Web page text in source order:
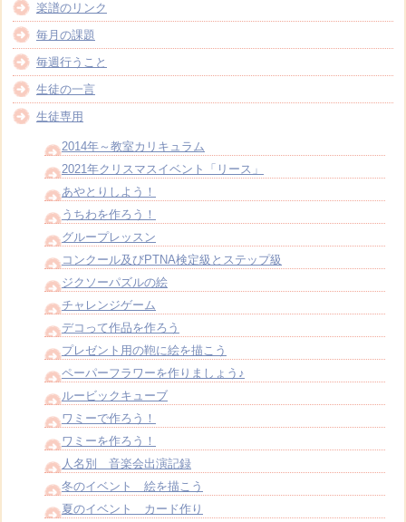
楽譜のリンク
毎月の課題
毎週行うこと
生徒の一言
生徒専用
2014年～教室カリキュラム
2021年クリスマスイベント「リース」
あやとりしよう！
うちわを作ろう！
グループレッスン
コンクール及びPTNA検定級とステップ級
ジクソーパズルの絵
チャレンジゲーム
デコって作品を作ろう
プレゼント用の鞄に絵を描こう
ペーパーフラワーを作りましょう♪
ルービックキューブ
ワミーで作ろう！
ワミーを作ろう！
人名別 音楽会出演記録
冬のイベント 絵を描こう
夏のイベント カード作り